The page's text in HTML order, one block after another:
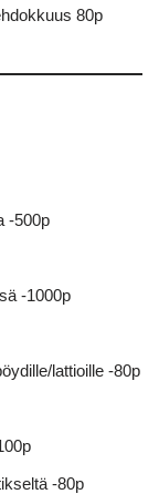
80p
-500p
-1000p
lattioille -80p
-80p